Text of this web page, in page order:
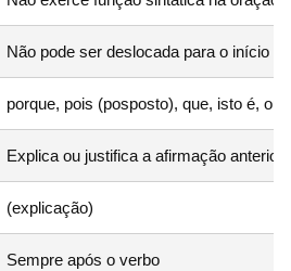
Não pode ser deslocada para o início
porque, pois (posposto), que, isto é, ou
Explica ou justifica a afirmação anterior
(explicação)
Sempre após o verbo